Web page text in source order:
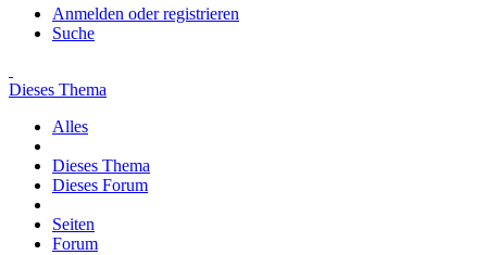
Anmelden oder registrieren
Suche
Dieses Thema
Alles
Dieses Thema
Dieses Forum
Seiten
Forum